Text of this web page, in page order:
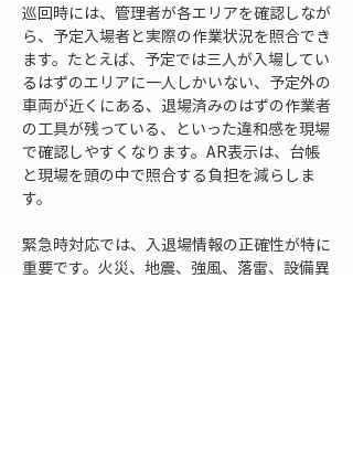
巡回時には、管理者が各エリアを確認しなが
ら、予定入場者と実際の作業状況を照合でき
ます。たとえば、予定では三人が入場してい
るはずのエリアに一人しかいない、予定外の
車両が近くにある、退場済みのはずの作業者
の工具が残っている、といった違和感を現場
で確認しやすくなります。AR表示は、台帳
と現場を頭の中で照合する負担を減らしま
す。
緊急時対応では、入退場情報の正確性が特に
重要です。火災、地震、強風、落雷、設備異